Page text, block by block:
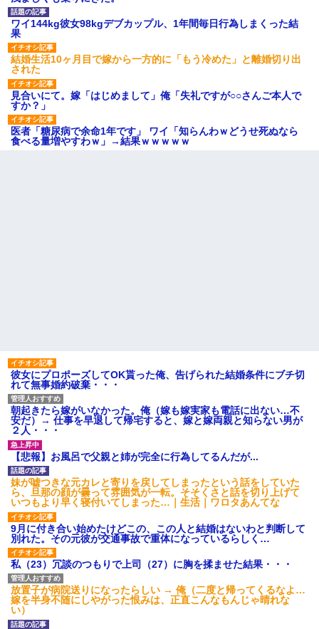
ワイ144kg彼女98kgデブカップル、1年間毎日行為しまくった結
果
結婚生活10ヶ月目で嫁から一方的に「もう冷めた」と離婚切り出
された
見合いにて。嫁「はじめまして」俺「失礼ですが○○さんご本人で
すか？」
医者「糖尿病で余命1年です」 ワイ「知らんわｗどうせ死ぬなら
食べる量増やすわｗ」→結果ｗｗｗｗｗ
彼女にプロポーズしてOK貰った俺、告げられた結婚条件にブチ切
れて無事婚約破棄・・・
朝起きたら嫁がいなかった。俺（嫁も嫁実家も電話に出ない…不
安だ）→ 仕事を早退して帰宅すると、嫁と嫁両親と知らない男が
２人・・・
【悲報】お風呂で父親と姉が完全に行為してるんだが...
妹が嘘つきな元カレと寄りを戻してしまったという話をしていた
ら、旦那の顔が曇って雰囲気が一転。そそくさと話を切り上げて
いつもより早く寝付いてしまった…｜生活｜ワロタあんてな
9月に付き合い始めたけどこの、この人と結婚はないわと判断して
別れた。その元彼が交通事故で重体になっているらしく…
私（23）冗談のつもりで上司（27）に胸を揉ませた結果・・・
放置子が病院送りになったらしい → 俺（二度と帰ってくるなよ…
嫁を半身不随にしやがった恨みは、正直こんなもんじゃ晴れな
い）